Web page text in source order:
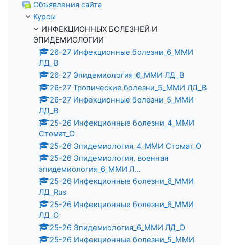
Объявления сайта
Курсы
ИНФЕКЦИОННЫХ БОЛЕЗНЕЙ И
ЭПИДЕМИОЛОГИИ
26-27 Инфекционные болезни_6_ММИ
ЛД_В
26-27 Эпидемиология_6_ММИ ЛД_В
26-27 Тропические болезни_5_ММИ ЛД_В
26-27 Инфекционные болезни_5_ММИ
ЛД_В
25-26 Инфекционные болезни_4_ММИ
Стомат_О
25-26 Эпидемиология_4_ММИ Стомат_О
25-26 Эпидемиология, военная
эпидемиология_6_ММИ Л...
25-26 Инфекционные болезни_6_ММИ
ЛД_Rus
25-26 Инфекционные болезни_6_ММИ
ЛД_О
25-26 Эпидемиология_6_ММИ ЛД_О
25-26 Инфекционные болезни_5_ММИ